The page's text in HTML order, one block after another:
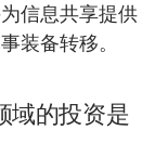
信息共享提供
装备转移。
域的投资是